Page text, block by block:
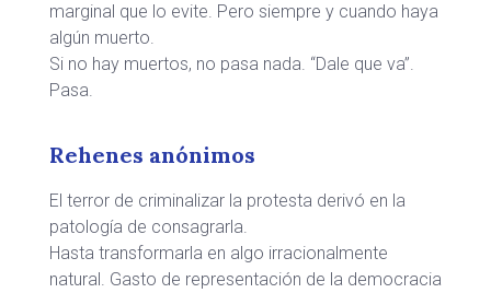
marginal que lo evite. Pero siempre y cuando haya
algún muerto.
Si no hay muertos, no pasa nada. “Dale que va”.
Pasa.
Rehenes anónimos
El terror de criminalizar la protesta derivó en la
patología de consagrarla.
Hasta transformarla en algo irracionalmente
natural. Gasto de representación de la democracia